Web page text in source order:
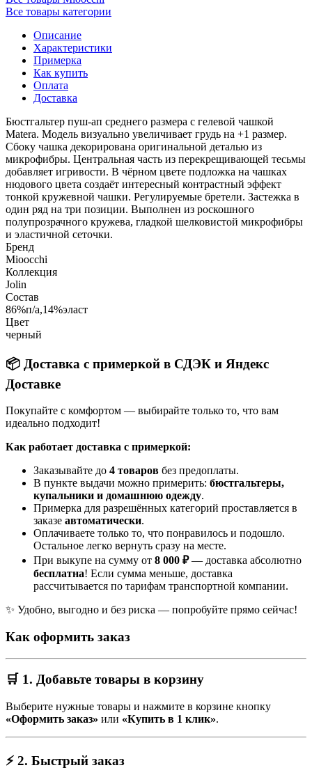
Все товары категории
Описание
Характеристики
Примерка
Как купить
Оплата
Доставка
Бюстгальтер пуш-ап среднего размера с гелевой чашкой
Matera. Модель визуально увеличивает грудь на +1 размер.
Сбоку чашка декорирована оригинальной деталью из
микрофибры. Центральная часть из перекрещивающей тесьмы
добавляет игривости. В чёрном цвете подложка на чашках
нюдового цвета создаёт интересный контрастный эффект
тонкой кружевной чашки. Регулируемые бретели. Застежка в
один ряд на три позиции. Выполнен из роскошного
полупрозрачного кружева, гладкой шелковистой микрофибры
и эластичной сеточки.
Бренд
Mioocchi
Коллекция
Jolin
Состав
86%п/а,14%эласт
Цвет
черный
📦 Доставка с примеркой в СДЭК и Яндекс
Доставке
Покупайте с комфортом — выбирайте только то, что вам
идеально подходит!
Как работает доставка с примеркой:
Заказывайте до 4 товаров без предоплаты.
В пункте выдачи можно примерить: бюстгальтеры,
купальники и домашнюю одежду.
Примерка для разрешённых категорий проставляется в
заказе автоматически.
Оплачиваете только то, что понравилось и подошло.
Остальное легко вернуть сразу на месте.
При выкупе на сумму от 8 000 ₽— доставка абсолютно
бесплатна! Если сумма меньше, доставка
рассчитывается по тарифам транспортной компании.
✨ Удобно, выгодно и без риска — попробуйте прямо сейчас!
Как оформить заказ
🛒 1. Добавьте товары в корзину
Выберите нужные товары и нажмите в корзине кнопку
«Оформить заказ» или «Купить в 1 клик».
⚡ 2. Быстрый заказ